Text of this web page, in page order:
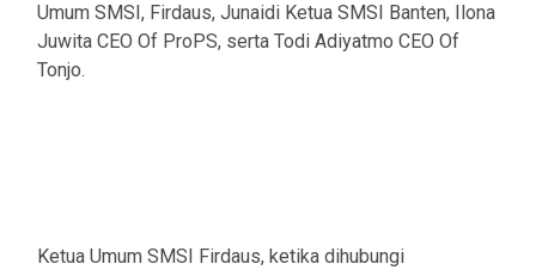
Umum SMSI, Firdaus, Junaidi Ketua SMSI Banten, Ilona
Juwita CEO Of ProPS, serta Todi Adiyatmo CEO Of
Tonjo.
Ketua Umum SMSI Firdaus, ketika dihubungi